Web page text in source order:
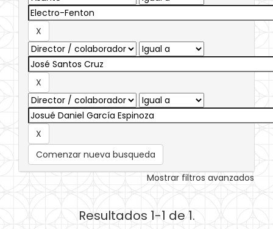
Comenzar nueva busqueda
Mostrar filtros avanzados
Resultados 1-1 de 1.